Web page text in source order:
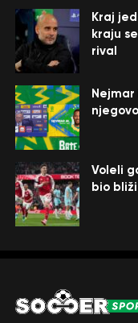
Kraj
kraju
rival
Voleli
bio